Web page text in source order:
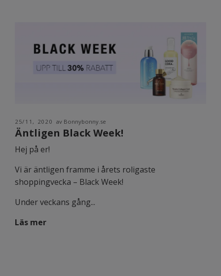
25/11, 2020 av Bonnybonny.se
Äntligen Black Week!
Hej på er!
Vi är äntligen framme i årets roligaste
shoppingvecka – Black Week!
Under veckans gång...
Läs mer